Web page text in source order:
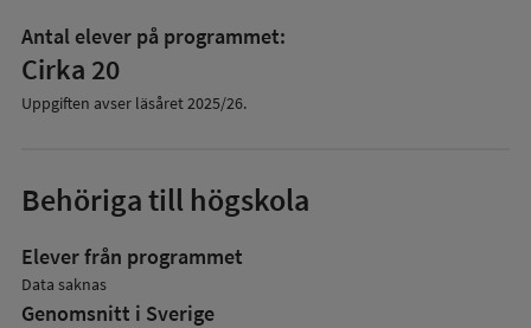
Antal elever på programmet:
Cirka 20
Uppgiften avser läsåret2025/26.
Behöriga till högskola
Elever från programmet
Data saknas
Genomsnitt i Sverige